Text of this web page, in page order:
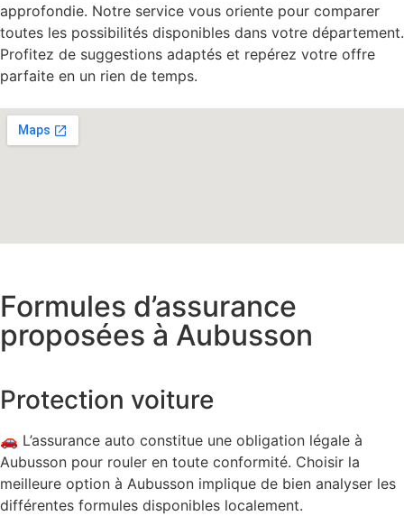
approfondie. Notre service vous oriente pour comparer
toutes les possibilités disponibles dans votre département.
Profitez de suggestions adaptés et repérez votre offre
parfaite en un rien de temps.
Formules d’assurance
proposées à Aubusson
Protection voiture
🚗 L’assurance auto constitue une obligation légale à
Aubusson pour rouler en toute conformité. Choisir la
meilleure option à Aubusson implique de bien analyser les
différentes formules disponibles localement.